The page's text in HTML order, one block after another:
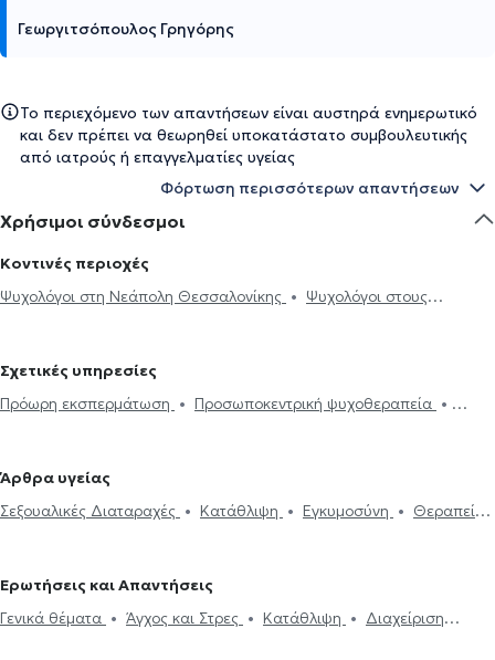
Γεωργιτσόπουλος Γρηγόρης
Το περιεχόμενο των απαντήσεων είναι αυστηρά ενημερωτικό
και δεν πρέπει να θεωρηθεί υποκατάστατο συμβουλευτικής
από ιατρούς ή επαγγελματίες υγείας
Φόρτωση περισσότερων απαντήσεων
Χρήσιμοι σύνδεσμοι
Κοντινές περιοχές
Ψυχολόγοι στη Νεάπολη Θεσσαλονίκης
Ψυχολόγοι στους
Ψυχολόγοι στου Χαριλάου
στα Πεύκα
Ψυχολόγοι στο Ντεπώ
Ψυχολόγοι στην Καλαμαριά
Σχετικές υπηρεσίες
Πρόωρη εκσπερμάτωση
Προσωποκεντρική ψυχοθεραπεία
και παιδιών
Ομαδική ψυχοθεραπεία
ενδυνάμωση
Συμβουλευτική φροντιστών ατόμων με άνοια
Life
Κρίση πανικού
Άρθρα υγείας
Σεξουαλικές Διαταραχές
Κατάθλιψη Εγκυμοσύνη
Θεραπεία
διαδίκτυο
ΔΕΠΥ Κρίση πανικού
Εθισμός
Τεστ επαγγελματικού προσανατολισμού
Ερωτήσεις και Απαντήσεις
Γενικά θέματα
Άγχος και Στρες Κατάθλιψη
Διαχείριση